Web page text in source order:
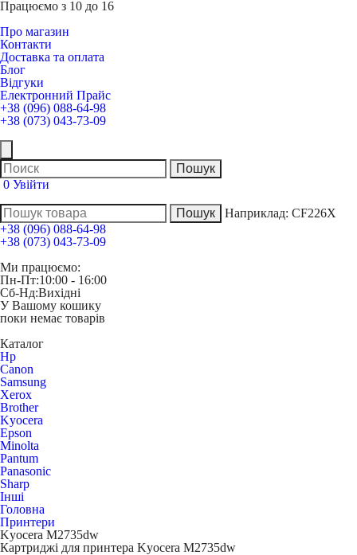
Працюємо з 10 до 16
Про магазин
Контакти
Доставка та оплата
Блог
Відгуки
Електронний Прайс
+38 (096) 088-64-98
+38 (073) 043-73-09
0 Увійти
Наприклад: CF226X
+38 (096) 088-64-98
+38 (073) 043-73-09
Ми працюємо:
Пн-Пт:10:00 - 16:00
Сб-Нд:Вихідні
У Вашому кошику
поки немає товарів
Каталог
Hp
Canon
Samsung
Xerox
Brother
Kyocera
Epson
Minolta
Pantum
Panasonic
Sharp
Інші
Головна
Принтери
Kyocera M2735dw
Картриджі для принтера Kyocera M2735dw